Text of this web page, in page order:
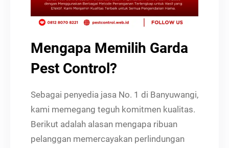
Mengapa Memilih Garda
Pest Control?
Sebagai penyedia jasa No. 1 di Banyuwangi,
kami memegang teguh komitmen kualitas.
Berikut adalah alasan mengapa ribuan
pelanggan memercayakan perlindungan